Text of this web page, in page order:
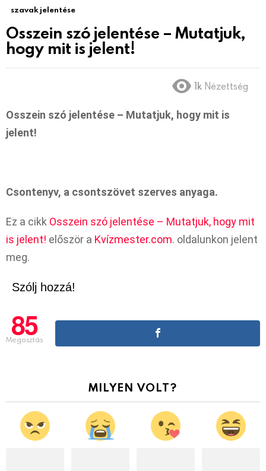
szavak jelentése
Osszein szó jelentése – Mutatjuk,
hogy mit is jelent!
1k Nézettség
Osszein szó jelentése – Mutatjuk, hogy mit is
jelent!
Csontenyv, a csontszövet szerves anyaga.
Ez a cikk Osszein szó jelentése – Mutatjuk, hogy mit
is jelent! először a Kvízmester.com. oldalunkon jelent
meg.
Szólj hozzá!
85
Megosztás
MILYEN VOLT?